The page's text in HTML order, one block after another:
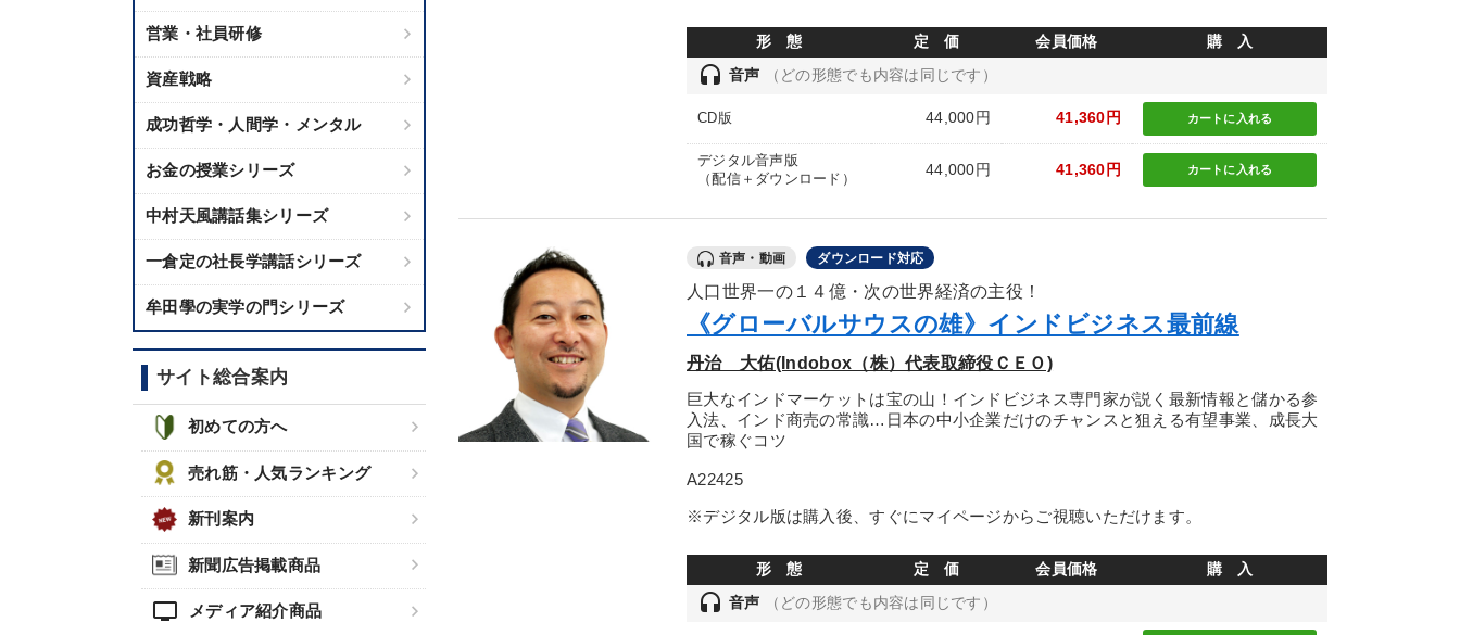
営業・社員研修
資産戦略
成功哲学・人間学・メンタル
お金の授業シリーズ
中村天風講話集シリーズ
一倉定の社長学講話シリーズ
牟田學の実学の門シリーズ
サイト総合案内
初めての方へ
売れ筋・人気ランキング
新刊案内
新聞広告掲載商品
tv メディア紹介商品
形 態 定 価 会員価格 購 入
headset 音声 （どの形態でも内容は同じです）
CD版 44,000円 41,360円 カートに 入れる
デジタル音声版
（配信＋ダウンロード）
44,000円 41,360円 カートに 入れる
音声・動画 ダウンロード対応
人口世界一の１４億・次の世界経済の主役！
《グローバルサウスの雄》インドビジネス最前線
丹治 大佑(Indobox（株）代表取締役ＣＥＯ)
巨大なインドマーケットは宝の山！インドビジネス専門家が説く最新情報と儲かる参
入法、インド商売の常識…日本の中小企業だけのチャンスと狙える有望事業、成長大
国で稼ぐコツ
A22425
※デジタル版は購入後、すぐにマイページからご視聴いただけます。
形 態 定 価 会員価格 購 入
headset 音声 （どの形態でも内容は同じです）